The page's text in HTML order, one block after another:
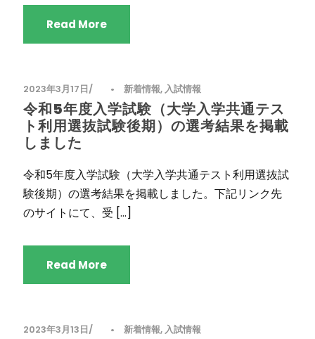
Read More
2023年3月17日 • 新着情報,入試情報
令和5年度入学試験（大学入学共通テス
ト利用選抜試験後期）の選考結果を掲載
しました
令和5年度入学試験（大学入学共通テスト利用選抜試
験後期）の選考結果を掲載しました。下記リンク先
のサイトにて、受 […]
Read More
2023年3月13日 • 新着情報,入試情報